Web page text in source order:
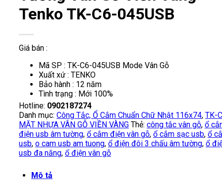
Tenko TK-C6-045USB
Giá bán :
Mã SP : TK-C6-045USB Mode Vân Gỗ
Xuất xứ : TENKO
Bảo hành : 12 năm
Tình trạng : Mới 100%
Hotline: 0902187274
Danh mục: Công Tắc, Ổ Cắm Chuẩn Chữ Nhật 116x74, TK-
MẶT NHỰA VÂN GỖ VIỀN VÀNG Thẻ: công tắc vân gỗ, ổ
điện usb âm tường, ổ cắm điện vân gỗ, ổ cắm sạc usb, ổ
usb, o cam usb am tuong, ổ điện đôi 3 chấu âm tường, ổ
usb đa năng, ổ điện vân gỗ
Mô tả